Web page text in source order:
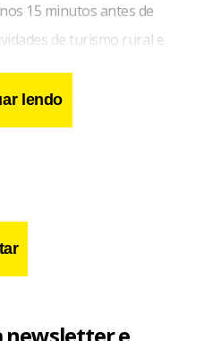
15 minutos antes de
de turismo rural e
caso de suspeita, procure
lendo